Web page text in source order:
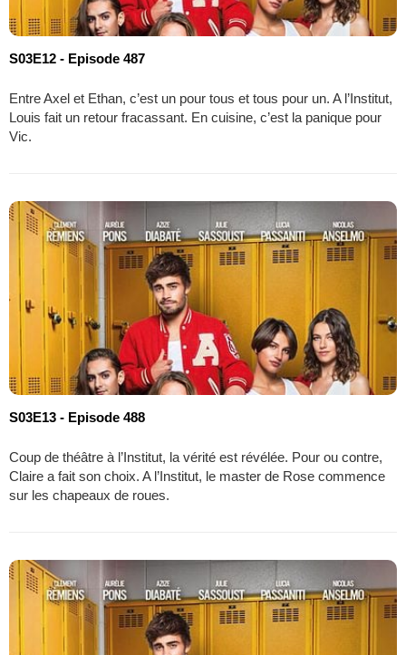
S03E12 - Episode 487
Entre Axel et Ethan, c’est un pour tous et tous pour un. A l’Institut,
Louis fait un retour fracassant. En cuisine, c’est la panique pour
Vic.
S03E13 - Episode 488
Coup de théâtre à l’Institut, la vérité est révélée. Pour ou contre,
Claire a fait son choix. A l’Institut, le master de Rose commence
sur les chapeaux de roues.